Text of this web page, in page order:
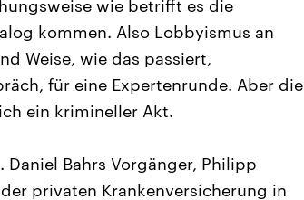
wie betrifft es die
kommen. Also Lobbyismus an
Weise, wie das passiert,
für eine Expertenrunde. Aber die
ein krimineller Akt.
Daniel Bahrs Vorgänger, Philipp
privaten Krankenversicherung in